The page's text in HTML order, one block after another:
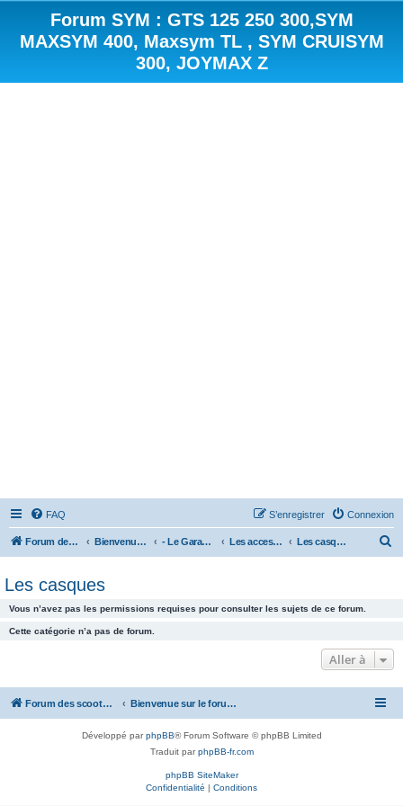
Forum SYM : GTS 125 250 300,SYM
MAXSYM 400, Maxsym TL , SYM CRUISYM
300, JOYMAX Z
FAQ Connexion
S’enregistrer
Forum des scooters SYM - GTS -MAXSYM - CRUISYM - JOYMAX - Maxsym TL Bienvenue sur le forum des scooters de la gamme SYM - Le Garage - Les accessoires Les casques
r
c
Les casques
Vous n’avez pas les permissions requises pour consulter les sujets de ce forum.
Cette catégorie n’a pas de forum.
Aller à
Forum des scooters SYM - GTS -MAXSYM - CRUISYM - JOYMAX - Maxsym TL Bienvenue sur le forum des scooters de la gamme SYM
Développé parphpBB® Forum Software © phpBB Limited
Traduit parphpBB-fr.com
phpBB SiteMaker
Confidentialité | Conditions